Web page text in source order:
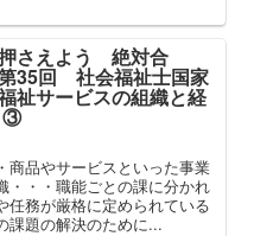
さえよう 絶対合
35回 社会福祉士国家
祉サービスの組織と経
③
商品やサービスといった事業
・・・職能ごとの課に分かれ
任務が厳格に定められている
課題の解決のために...